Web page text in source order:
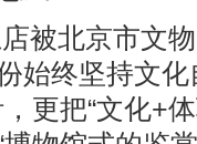
被北京市文
始终坚持文
更把“文化+